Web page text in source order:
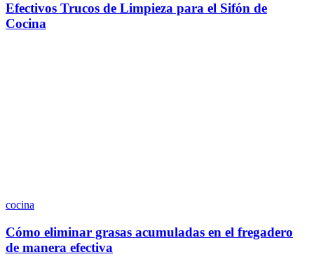
Efectivos Trucos de Limpieza para el Sifón de
Cocina
cocina
Cómo eliminar grasas acumuladas en el fregadero
de manera efectiva